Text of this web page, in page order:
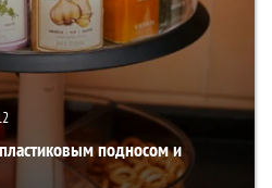
подносом и